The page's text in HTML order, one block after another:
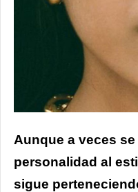
Aunque a veces
personalidad al
sigue